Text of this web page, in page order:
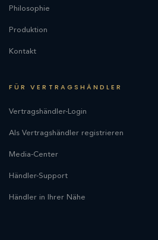
Philosophie
Produktion
Kontakt
FÜR VERTRAGSHÄNDLER
Vertragshändler-Login
Als Vertragshändler registrieren
Media-Center
Händler-Support
Händler in Ihrer Nähe